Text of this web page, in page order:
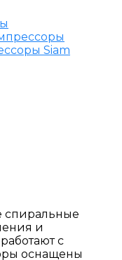
Siam
спиральные
и
с
оснащены